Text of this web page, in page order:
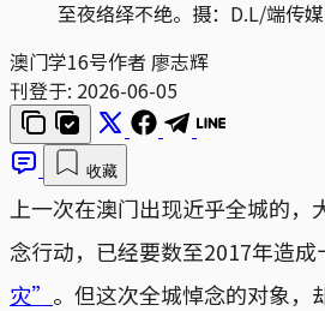
至夜络绎不绝。摄：D.L/端传媒
澳门学16号作者 廖志辉
刊登于: 2026-06-05
收藏
上一次在澳门出现近乎全城的
念行动，已经要数至2017年造成
灾” 。但这次全城悼念的对象，